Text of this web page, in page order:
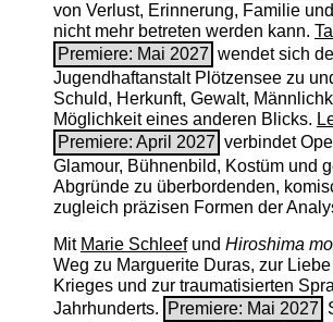
von Verlust, Erinnerung, Familie
nicht mehr betreten werden kann.
Premiere: Mai 2027 wendet sich
Jugendhaftanstalt Plötzensee zu
Schuld, Herkunft, Gewalt,
Möglichkeit eines anderen Blicks.
Premiere: April 2027 verbindet
Glamour, Bühnenbild, Kostüm und
Abgründe zu überbordenden,
zugleich präzisen Formen der
Mit Marie Schleefund Hiroshima
Weg zu Marguerite Duras, zur
Krieges und zur traumatisierten
Jahrhunderts.
Premiere: Mai 2027